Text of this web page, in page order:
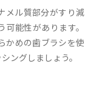
メル質部分がすり減
能性があります。
かめの歯ブラシを使
ングしましょう。